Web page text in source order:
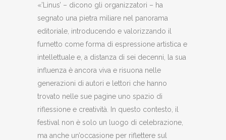
«’Linus’ – dicono gli organizzatori – ha
segnato una pietra miliare nel panorama
editoriale, introducendo e valorizzando il
fumetto come forma di espressione artistica e
intellettuale e, a distanza di sei decenni, la sua
influenza è ancora viva e risuona nelle
generazioni di autori e lettori che hanno
trovato nelle sue pagine uno spazio di
riflessione e creatività. In questo contesto, il
festival non è solo un luogo di celebrazione,
ma anche un’occasione per riflettere sul